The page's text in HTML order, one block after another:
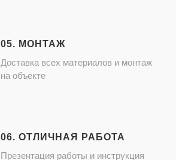
05. МОНТАЖ
Доставка всех материалов и монтаж
на объекте
06. ОТЛИЧНАЯ РАБОТА
Презентация работы и инструкция